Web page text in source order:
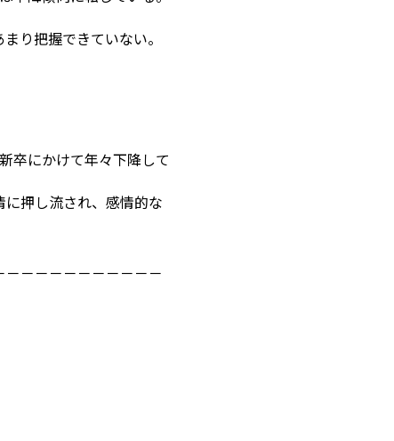
り把握できていない。
卒にかけて年々下降して
押し流され、感情的な
－－－－－－－－－－